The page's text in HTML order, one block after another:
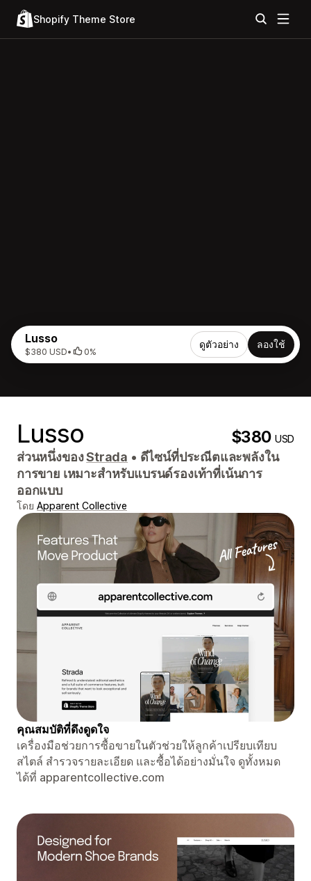
Shopify Theme Store
Lusso
$380 USD• 0%
ดูตัวอย่าง ลองใช้
Lusso $380USD
ส่วนหนึ่งของStrada • ดีไซน์ที่ประณีตและพลังใน
การขาย เหมาะสำหรับแบรนด์รองเท้าที่เน้นการ
ออกแบบ
โดย Apparent Collective
คุณสมบัติที่ดึงดูดใจ
เครื่องมือช่วยการซื้อขายในตัวช่วยให้ลูกค้าเปรียบเทียบ
สไตล์ สำรวจรายละเอียด และซื้อได้อย่างมั่นใจ ดูทั้งหมด
ได้ที่ apparentcollective.com